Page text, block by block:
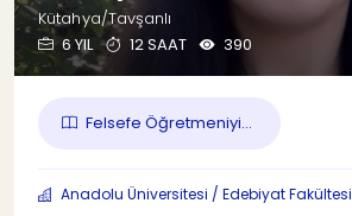
Kütahya/Tavşanlı
6 YIL
12 SAAT 390
Felsefe Öğretmeniyi...
Anadolu Üniversitesi / Edebiyat Fakültesi